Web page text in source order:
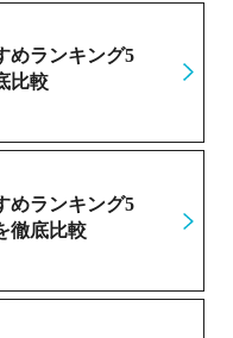
めランキング5
比較
めランキング5
徹底比較